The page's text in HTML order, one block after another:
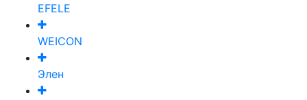
EFELE
WEICON
Элен